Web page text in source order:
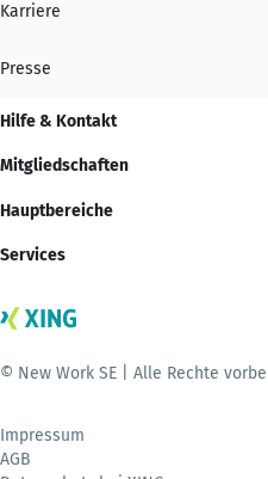
Karriere
Presse
Hilfe & Kontakt
Mitgliedschaften
Hauptbereiche
Services
© New Work SE | Alle Rechte
Impressum
AGB